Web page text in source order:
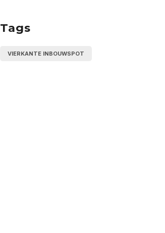
Tags
VIERKANTE INBOUWSPOT